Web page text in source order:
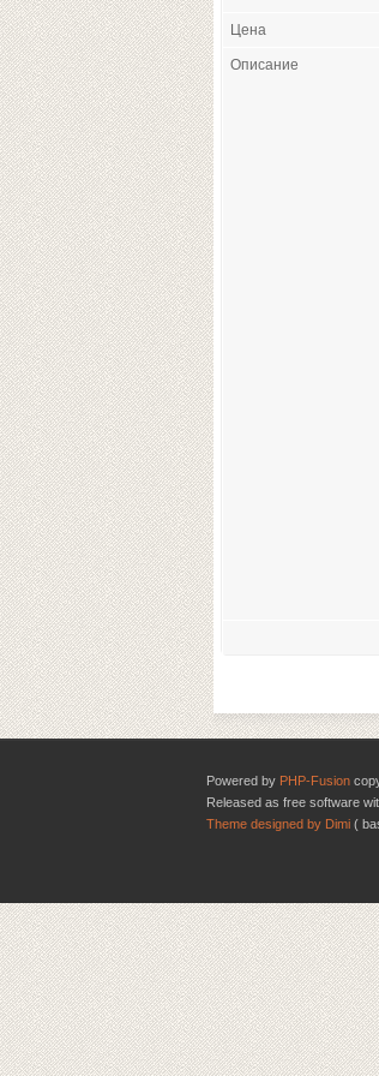
Цена
Описание
Powered by PHP-Fusion
Released as free software
Theme designed by Dimi (